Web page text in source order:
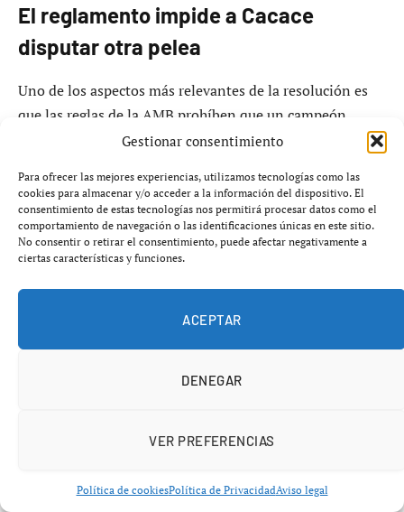
Gestionar consentimiento
Para ofrecer las mejores experiencias, utilizamos tecnologías como las
cookies para almacenar y/o acceder a la información del dispositivo. El
consentimiento de estas tecnologías nos permitirá procesar datos como el
comportamiento de navegación o las identificaciones únicas en este sitio.
No consentir o retirar el consentimiento, puede afectar negativamente a
ciertas características y funciones.
ACEPTAR
DENEGAR
VER PREFERENCIAS
Política de cookiesPolítica de PrivacidadAviso legal
El reglamento impide a Cacace
disputar otra pelea
Uno de los aspectos más relevantes de la resolución es
que las reglas de la AMB prohíben que un campeón
dispute un combate diferente durante los
Esto significa que cualquier otra opción deportiva queda
descartada para el púgil irlandés, cuyo próximo
compromiso deberá ser necesariamente frente a
La medida busca garantizar que los campeones cumplan
con sus obligaciones deportivas y evitar retrasos que
puedan perjudicar a los aspirantes oficiales de cada
por el título mundial